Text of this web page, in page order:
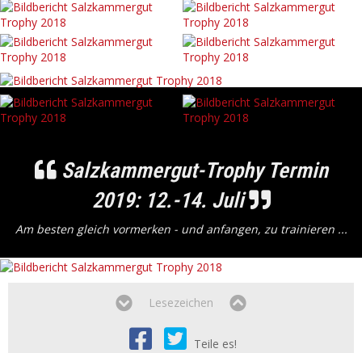
Salzkammergut-Trophy Termin
2019: 12.-14. Juli
Am besten gleich vormerken - und anfangen, zu trainieren ...
Lesezeichen
Teile es!